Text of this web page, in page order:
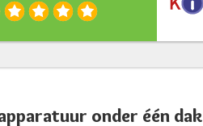
onder één dak